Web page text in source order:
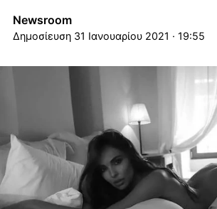
Newsroom
31 Ιανουαρίου 2021 · 19:55